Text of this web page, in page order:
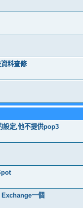
料查修
定,他不提供pop3
一個